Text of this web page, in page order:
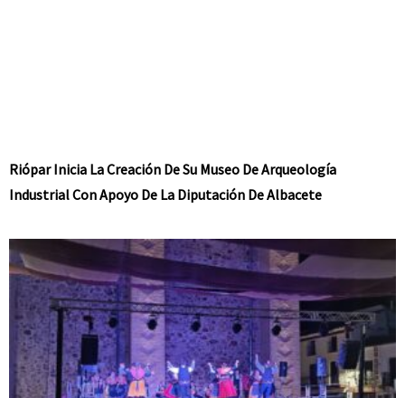
Riópar Inicia La Creación De Su Museo De Arqueología
Industrial Con Apoyo De La Diputación De Albacete